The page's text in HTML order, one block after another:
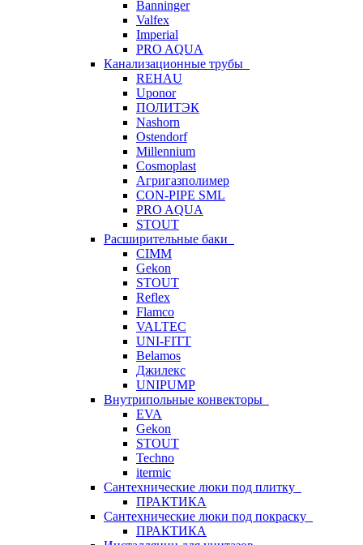
Banninger
Valfex
Imperial
PRO AQUA
Канализационные трубы
REHAU
Uponor
ПОЛИТЭК
Nashorn
Ostendorf
Millennium
Cosmoplast
Агригазполимер
CON-PIPE SML
PRO AQUA
STOUT
Расширительные баки
CIMM
Gekon
STOUT
Reflex
Flamco
VALTEC
UNI-FITT
Belamos
Джилекс
UNIPUMP
Внутрипольные конвекторы
EVA
Gekon
STOUT
Techno
itermic
Сантехнические люки под плитку
ПРАКТИКА
Сантехнические люки под покраску
ПРАКТИКА